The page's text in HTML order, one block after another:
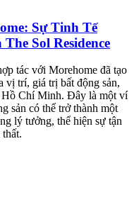
Sự Tinh Tế
Sol Residence
tác với Morehome đã tạo
vị trí, giá trị bất động sản,
Hồ Chí Minh. Đây là một ví
sản có thể trở thành một
lý tưởng, thể hiện sự tận